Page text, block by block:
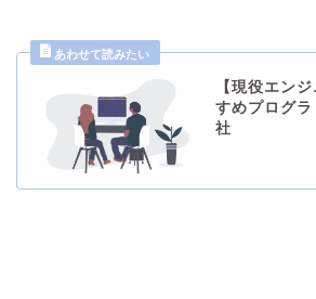
【現役エン
すめプログラ
社